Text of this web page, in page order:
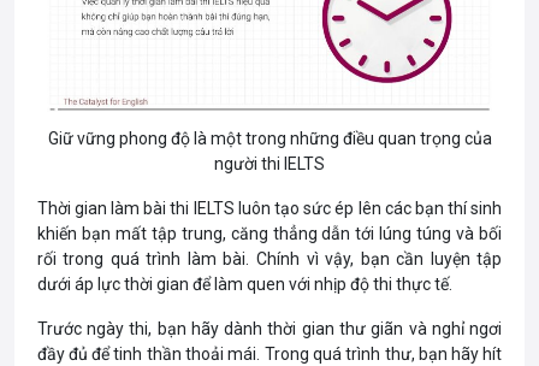
Giữ vững phong độ là một trong những điều quan trọng của
người thi IELTS
Thời gian làm bài thi IELTS luôn tạo sức ép lên các bạn thí sinh
khiến bạn mất tập trung, căng thẳng dẫn tới lúng túng và bối
rối trong quá trình làm bài. Chính vì vậy, bạn cần luyện tập
dưới áp lực thời gian để làm quen với nhịp độ thi thực tế.
Trước ngày thi, bạn hãy dành thời gian thư giãn và nghỉ ngơi
đầy đủ để tinh thần thoải mái. Trong quá trình thư, bạn hãy hít